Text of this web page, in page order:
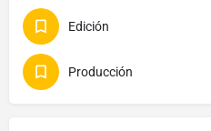
Edición
Producción